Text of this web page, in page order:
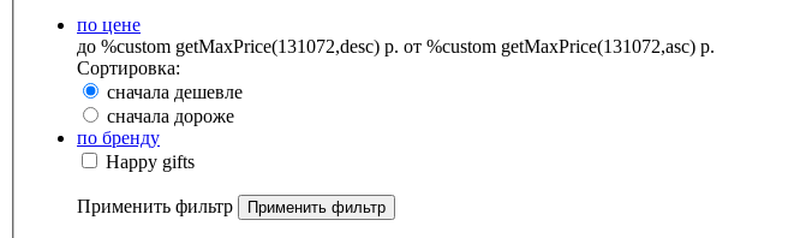
по цене
до %custom getMaxPrice(131072,desc) р. от %custom getMaxPrice(131072,asc) р.
Сортировка:
сначала дешевле
сначала дороже
по бренду
Happy gifts
Применить фильтр